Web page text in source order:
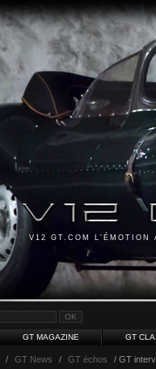
V12 GT.COM L'ÉMOTION
GT MAGAZINE GT
/ GT News / GT échos / GT